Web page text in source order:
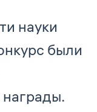
науки
были
награды.